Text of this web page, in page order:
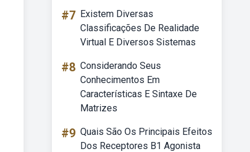
#7 Existem Diversas
Classificações De Realidade
Virtual E Diversos Sistemas
#8 Considerando Seus
Conhecimentos Em
Características E Sintaxe De
Matrizes
#9 Quais São Os Principais Efeitos
Dos Receptores B1 Agonista